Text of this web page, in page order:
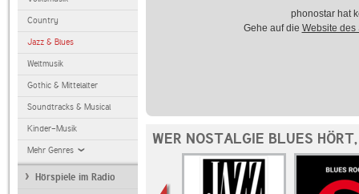
Country
Jazz & Blues
Weltmusik
Gothic & Mittelalter
Soundtracks & Musical
Kinder-Musik
Mehr Genres
Hörspiele im Radio
phonostar hat
Gehe auf die Website des
WER NOSTALGIE BLUES